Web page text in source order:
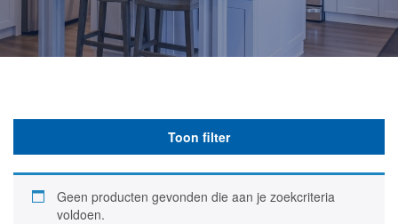
Toon filter
Geen producten gevonden die aan je zoekcriteria
voldoen.